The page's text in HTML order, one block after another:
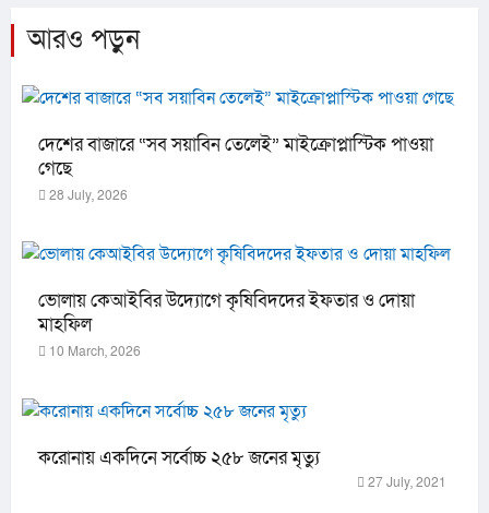
আরও পড়ুন
দেশের বাজারে “সব সয়াবিন তেলেই” মাইক্রোপ্লাস্টিক পাওয়া
গেছে
28 July, 2026
ভোলায় কেআইবির উদ্যোগে কৃষিবিদদের ইফতার ও দোয়া
মাহফিল
10 March, 2026
করোনায় একদিনে সর্বোচ্চ ২৫৮ জনের মৃত্যু
27 July, 2021